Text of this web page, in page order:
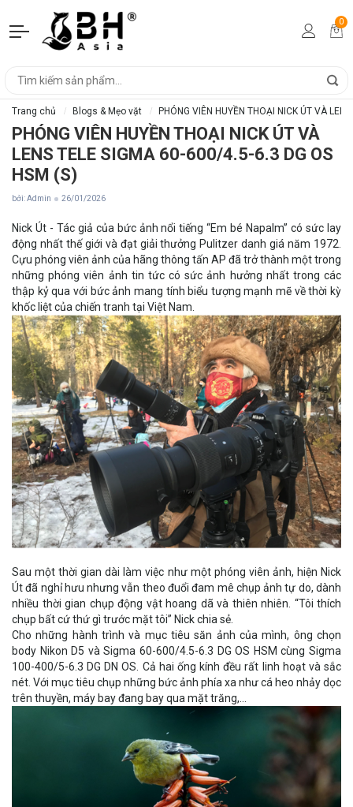
0
Trang chủ Blogs & Mẹo vặt PHÓNG VIÊN HUYỀN THOẠI NICK ÚT VÀ
PHÓNG VIÊN HUYỀN THOẠI NICK ÚT VÀ
LENS TELE SIGMA 60-600/4.5-6.3 DG OS
HSM (S)
bởi: Admin 26/01/2026
Nick Út - Tác giả của bức ảnh nổi tiếng “Em bé Napalm” có sức lay
động nhất thế giới và đạt giải thưởng Pulitzer danh giá năm 1972.
Cựu phóng viên ảnh của hãng thông tấn AP đã trở thành một trong
những phóng viên ảnh tin tức có sức ảnh hưởng nhất trong các
thập kỷ qua với bức ảnh mang tính biểu tượng mạnh mẽ về thời kỳ
khốc liệt của chiến tranh tại Việt Nam.
Sau một thời gian dài làm việc như một phóng viên ảnh, hiện Nick
Út đã nghỉ hưu nhưng vẫn theo đuổi đam mê chụp ảnh tự do, dành
nhiều thời gian chụp động vật hoang dã và thiên nhiên. “Tôi thích
chụp bất cứ thứ gì trước mặt tôi” Nick chia sẻ.
Cho những hành trình và mục tiêu săn ảnh của mình, ông chọn
body Nikon D5 và Sigma 60-600/4.5-6.3 DG OS HSM cùng Sigma
100-400/5-6.3 DG DN OS. Cả hai ống kính đều rất linh hoạt và sắc
nét. Với mục tiêu chụp những bức ảnh phía xa như cá heo nhảy dọc
trên thuyền, máy bay đang bay qua mặt trăng,…